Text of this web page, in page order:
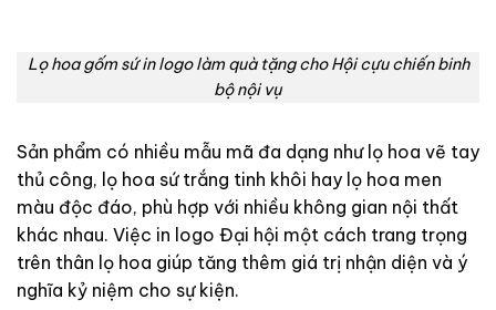
Lọ hoa gốm sứ in logo làm quà tặng cho Hội cựu chiến binh
bộ nội vụ
Sản phẩm có nhiều mẫu mã đa dạng như lọ hoa vẽ tay
thủ công, lọ hoa sứ trắng tinh khôi hay lọ hoa men
màu độc đáo, phù hợp với nhiều không gian nội thất
khác nhau. Việc in logo Đại hội một cách trang trọng
trên thân lọ hoa giúp tăng thêm giá trị nhận diện và ý
nghĩa kỷ niệm cho sự kiện.